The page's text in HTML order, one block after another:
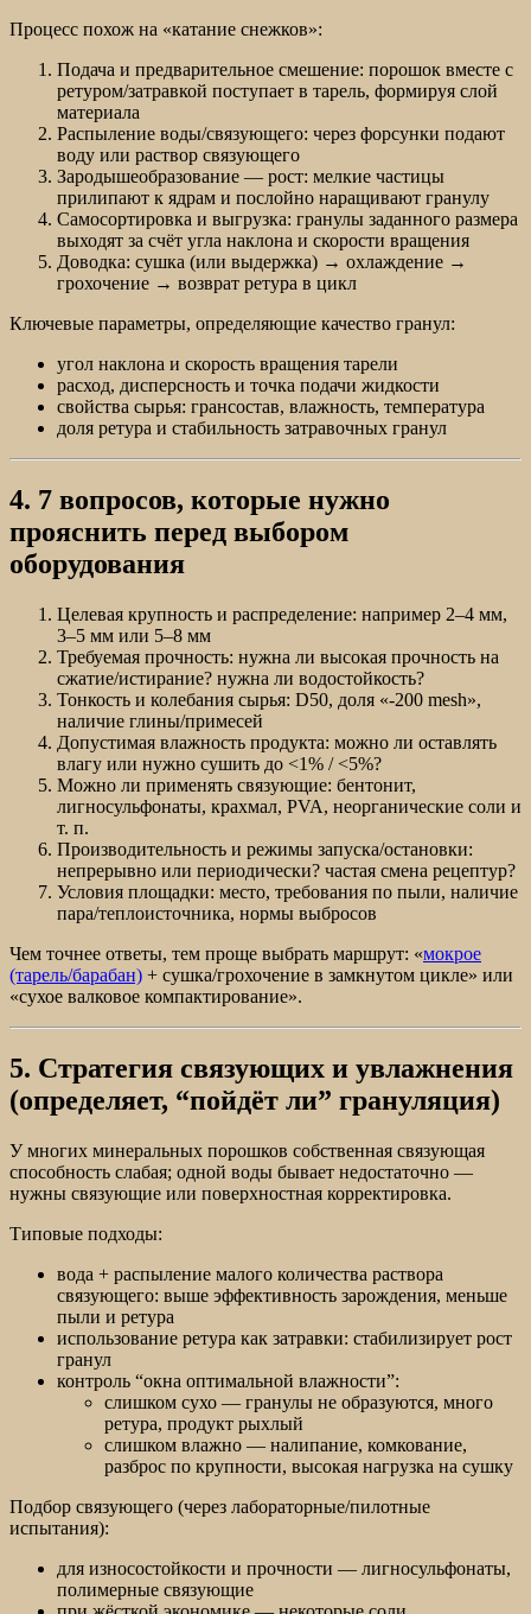
Процесс похож на «катание снежков»:
Подача и предварительное смешение: порошок вместе с
ретуром/затравкой поступает в тарель, формируя слой
материала
Распыление воды/связующего: через форсунки подают
воду или раствор связующего
Зародышеобразование — рост: мелкие частицы
прилипают к ядрам и послойно наращивают гранулу
Самосортировка и выгрузка: гранулы заданного размера
выходят за счёт угла наклона и скорости вращения
Доводка: сушка (или выдержка) → охлаждение →
грохочение → возврат ретура в цикл
Ключевые параметры, определяющие качество гранул:
угол наклона и скорость вращения тарели
расход, дисперсность и точка подачи жидкости
свойства сырья: грансостав, влажность, температура
доля ретура и стабильность затравочных гранул
4. 7 вопросов, которые нужно
прояснить перед выбором
оборудования
Целевая крупность и распределение: например 2–4 мм,
3–5 мм или 5–8 мм
Требуемая прочность: нужна ли высокая прочность на
сжатие/истирание? нужна ли водостойкость?
Тонкость и колебания сырья: D50, доля «-200 mesh»,
наличие глины/примесей
Допустимая влажность продукта: можно ли оставлять
влагу или нужно сушить до <1% / <5%?
Можно ли применять связующие: бентонит,
лигносульфонаты, крахмал, PVA, неорганические соли и
т. п.
Производительность и режимы запуска/остановки:
непрерывно или периодически? частая смена рецептур?
Условия площадки: место, требования по пыли, наличие
пара/теплоисточника, нормы выбросов
Чем точнее ответы, тем проще выбрать маршрут: «мокрое
(тарель/барабан) + сушка/грохочение в замкнутом цикле» или
«сухое валковое компактирование».
5. Стратегия связующих и увлажнения
(определяет, “пойдёт ли” грануляция)
У многих минеральных порошков собственная связующая
способность слабая; одной воды бывает недостаточно —
нужны связующие или поверхностная корректировка.
Типовые подходы:
вода + распыление малого количества раствора
связующего: выше эффективность зарождения, меньше
пыли и ретура
использование ретура как затравки: стабилизирует рост
гранул
контроль “окна оптимальной влажности”:
слишком сухо — гранулы не образуются, много
ретура, продукт рыхлый
слишком влажно — налипание, комкование,
разброс по крупности, высокая нагрузка на сушку
Подбор связующего (через лабораторные/пилотные
испытания):
для износостойкости и прочности — лигносульфонаты,
полимерные связующие